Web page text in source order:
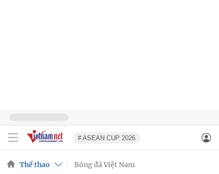
# ASEAN CUP 2026
Thể thao Bóng đá Việt Nam